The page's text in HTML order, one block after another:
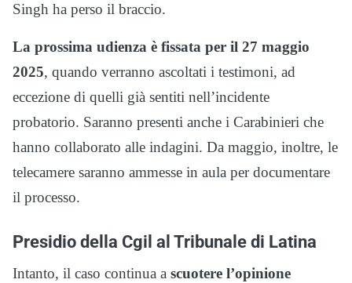
Singh ha perso il braccio.
La prossima udienza è fissata per il 27 maggio
2025, quando verranno ascoltati i testimoni, ad
eccezione di quelli già sentiti nell’incidente
probatorio. Saranno presenti anche i Carabinieri che
hanno collaborato alle indagini. Da maggio, inoltre, le
telecamere saranno ammesse in aula per documentare
il processo.
Presidio della Cgil al Tribunale di Latina
Intanto, il caso continua a scuotere l’opinione